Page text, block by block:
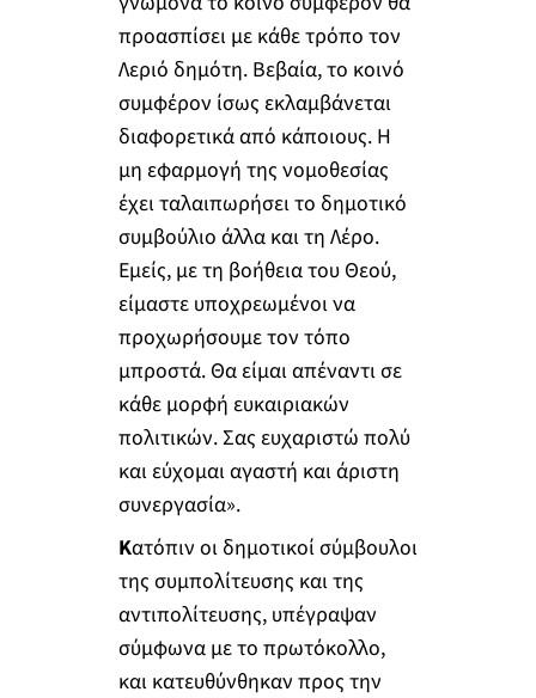
προασπίσει με κάθε τρόπο τον
Λεριό δημότη. Βεβαία, το κοινό
συμφέρον ίσως εκλαμβάνεται
διαφορετικά από κάποιους. Η
μη εφαρμογή της νομοθεσίας
έχει ταλαιπωρήσει το δημοτικό
συμβούλιο άλλα και τη Λέρο.
Εμείς, με τη βοήθεια του Θεού,
είμαστε υποχρεωμένοι να
προχωρήσουμε τον τόπο
μπροστά. Θα είμαι απέναντι σε
κάθε μορφή ευκαιριακών
πολιτικών. Σας ευχαριστώ πολύ
και εύχομαι αγαστή και άριστη
συνεργασία».
Κατόπιν οι δημοτικοί σύμβουλοι
της συμπολίτευσης και της
αντιπολίτευσης, υπέγραψαν
σύμφωνα με το πρωτόκολλο,
και κατευθύνθηκαν προς την